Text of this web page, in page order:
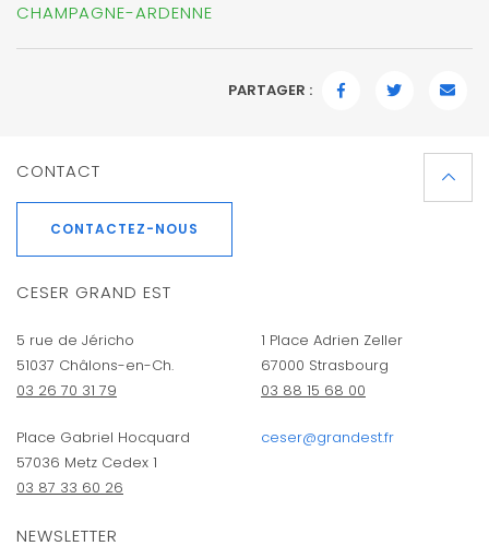
CHAMPAGNE-ARDENNE
PARTAGER :
CONTACT
CONTACTEZ-NOUS
CESER GRAND EST
5 rue de Jéricho
51037 Châlons-en-Ch.
03 26 70 31 79
Place Gabriel Hocquard
57036 Metz Cedex 1
03 87 33 60 26
1 Place Adrien Zeller
67000 Strasbourg
03 88 15 68 00
ceser@grandest.fr
NEWSLETTER